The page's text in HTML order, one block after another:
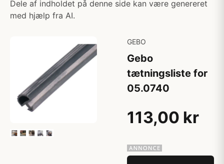
Dele af indholdet på denne side kan være genereret
med hjælp fra AI.
GEBO
Gebo
tætningsliste for
05.0740
113,00 kr